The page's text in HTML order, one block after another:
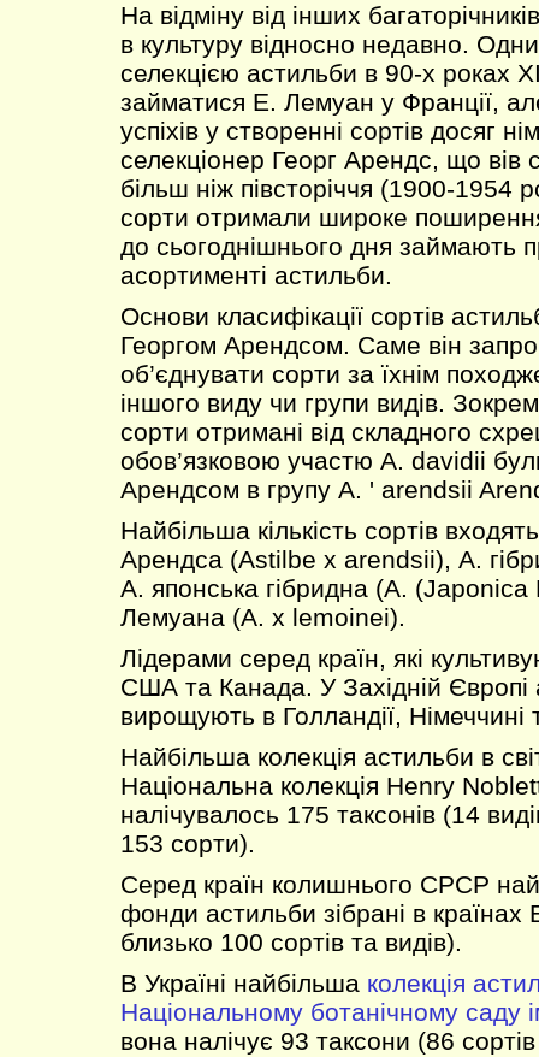
На відміну від інших
в культуру відносно недавно.
селекцією астильби в 90-х роках
займатися Е. Лемуан у Франції,
успіхів у створенні сортів досяг
селекціонер Георг Арендс, що вів
більш ніж півсторіччя (1900-1954
сорти отримали широке
до сьогоднішнього дня займають
асортименті астильби.
Основи класифікації сортів
Георгом Арендсом. Саме він
об’єднувати сорти за їхнім
іншого виду чи групи видів.
сорти отримані від складного
обов’язковою участю А. davidii
Арендсом в групу A. ' arendsii
Найбільша кількість сортів
Арендса (Astilbe x arendsii), А.
А. японська гібридна (A. (Japonica
Лемуана (A. x lemoinei).
Лідерами серед країн, які
США та Канада. У Західній
вирощують в Голландії, Німеччині
Найбільша колекція астильби в
Національна колекція Henry
налічувалось 175 таксонів (14
153 сорти).
Серед країн колишнього СРСР
фонди астильби зібрані в країнах
близько 100 сортів та видів).
В Україні найбільша колекція
Національному ботанічному
вона налічує 93 таксони (86